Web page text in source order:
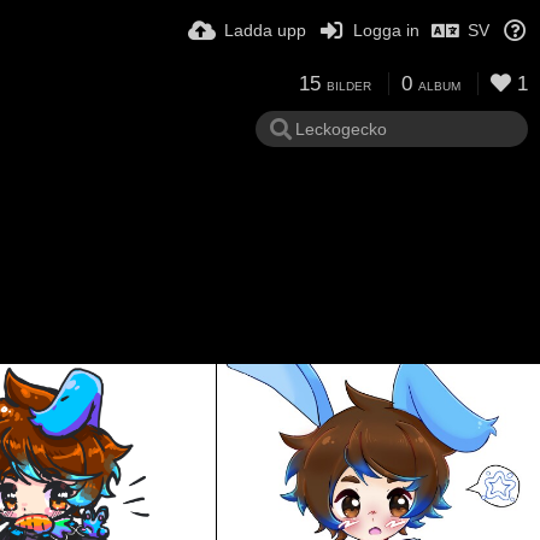
Ladda upp Logga in SV
15 BILDER 0 ALBUM 1